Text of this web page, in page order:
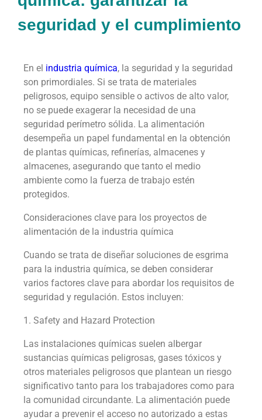
seguridad y el cumplimiento
En el industria química, la seguridad y la seguridad
son primordiales. Si se trata de materiales
peligrosos, equipo sensible o activos de alto valor,
no se puede exagerar la necesidad de una
seguridad perímetro sólida. La alimentación
desempeña un papel fundamental en la obtención
de plantas químicas, refinerías, almacenes y
almacenes, asegurando que tanto el medio
ambiente como la fuerza de trabajo estén
protegidos.
Consideraciones clave para los proyectos de
alimentación de la industria química
Cuando se trata de diseñar soluciones de esgrima
para la industria química, se deben considerar
varios factores clave para abordar los requisitos de
seguridad y regulación. Estos incluyen:
1. Safety and Hazard Protection
Las instalaciones químicas suelen albergar
sustancias químicas peligrosas, gases tóxicos y
otros materiales peligrosos que plantean un riesgo
significativo tanto para los trabajadores como para
la comunidad circundante. La alimentación puede
ayudar a prevenir el acceso no autorizado a estas